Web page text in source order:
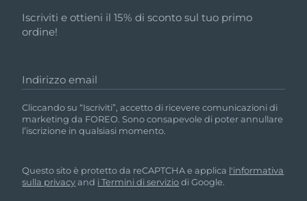
Iscriviti e ottieni il 15% di sconto sul tuo primo
ordine!
Indirizzo email
Cliccando su “Iscriviti”, accetto di ricevere comunicazioni di
marketing da FOREO. Sono consapevole di poter annullare
l’iscrizione in qualsiasi momento.
Questo sito è protetto da reCAPTCHA e applica l'informativa
sulla privacyand i Termini di serviziodi Google.